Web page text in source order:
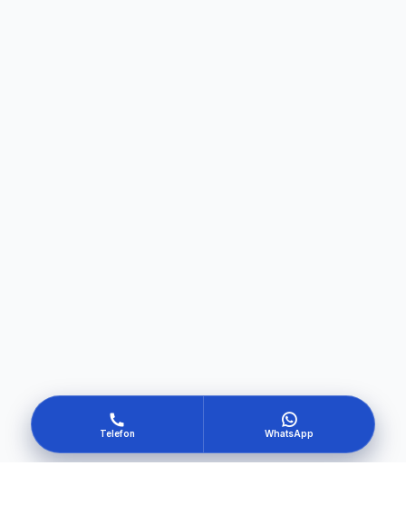
Telefon WhatsApp